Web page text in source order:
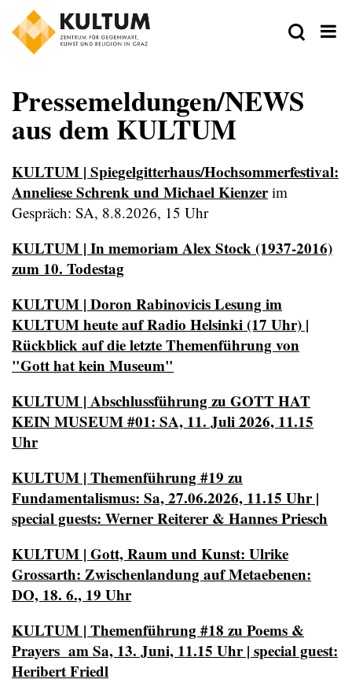
Pressemeldungen/NEWS
aus dem KULTUM
KULTUM | Spiegelgitterhaus/Hochsommerfestival:
Anneliese Schrenk und Michael Kienzerim
Gespräch: SA, 8.8.2026, 15 Uhr
KULTUM | In memoriam Alex Stock (1937-2016)
zum 10. Todestag
KULTUM | Doron Rabinovicis Lesung im
KULTUM heute auf Radio Helsinki (17 Uhr) |
Rückblick auf die letzte Themenführung von
"Gott hat kein Museum"
KULTUM | Abschlussführung zu GOTT HAT
KEIN MUSEUM #01: SA, 11. Juli 2026, 11.15
Uhr
KULTUM | Themenführung #19 zu
Fundamentalismus: Sa, 27.06.2026, 11.15 Uhr |
special guests: Werner Reiterer & Hannes Priesch
KULTUM | Gott, Raum und Kunst: Ulrike
Grossarth: Zwischenlandung auf Metaebenen:
DO, 18. 6., 19 Uhr
KULTUM | Themenführung #18 zu Poems &
Prayers am Sa, 13. Juni, 11.15 Uhr | special guest:
Heribert Friedl